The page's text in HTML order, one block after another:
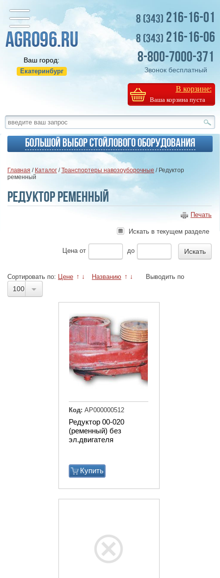
Ваш город:
Екатеринбург
8 (343) 216-16-01
8 (343) 216-16-06
8-800-7000-371
Звонок бесплатный
В корзине:
Ваша корзина пуста
Большой выбор стойлового оборудования
Главная / Каталог /Транспортеры навозоуборочные / Редуктор
ременный
Редуктор ременный
Печать
Искать в текущем разделе
Ценаот до
Сортировать по: Цене ↑ ↓ Названию ↑ ↓ Выводить по
100
Редуктор 00-020
(ременный) без
эл.двигателя
Купить
Код: АР000000512